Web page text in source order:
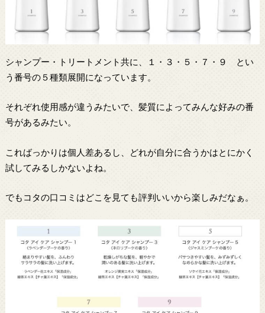
シャンプー・トリートメント共に、１・３・５・７・９ とい
う番号の５種類展開になっています。
それぞれ使用感が違うみたいで、髪質によってみんな好みの番
号があるみたい。
こればっかりは個人差あるし、どれが自分に合うかはとにかく
試してみるしかないよね。
でもコタの口コミはどこを見ても評判いいから楽しみだなぁ。